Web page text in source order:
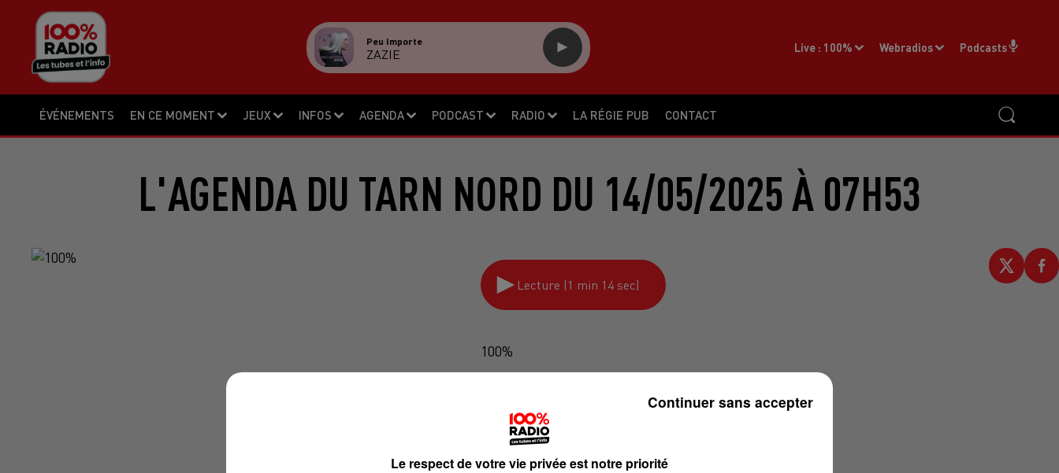
ÉVÉNEMENTS EN CE MOMENT JEUX INFOS AGENDA PODCAST RADIO LA RÉGIE PUB CONTACT
Live : 100% Webradios Podcasts
Peu Importe
ZAZIE
L'AGENDA DU TARN NORD DU 14/05/2025 À 07H53
Lecture (1 min 14 sec)
100%
Le respect de votre vie privée est notre priorité
Continuer sans accepter